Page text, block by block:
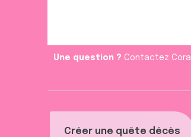
Créer une quête décès
Une question ? Contactez